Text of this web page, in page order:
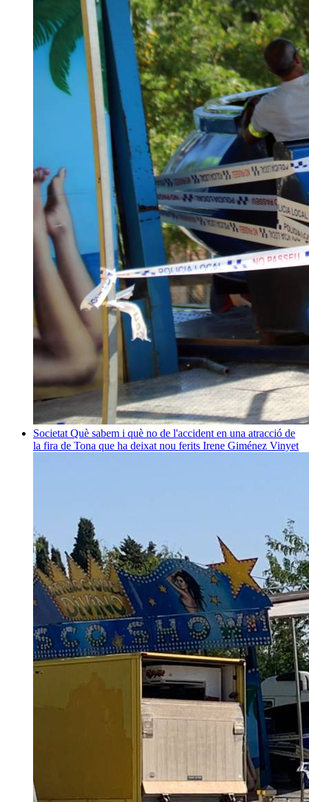
Societat Què sabem i què no de l'accident en una atracció de
la fira de Tona que ha deixat nou ferits Irene Giménez Vinyet